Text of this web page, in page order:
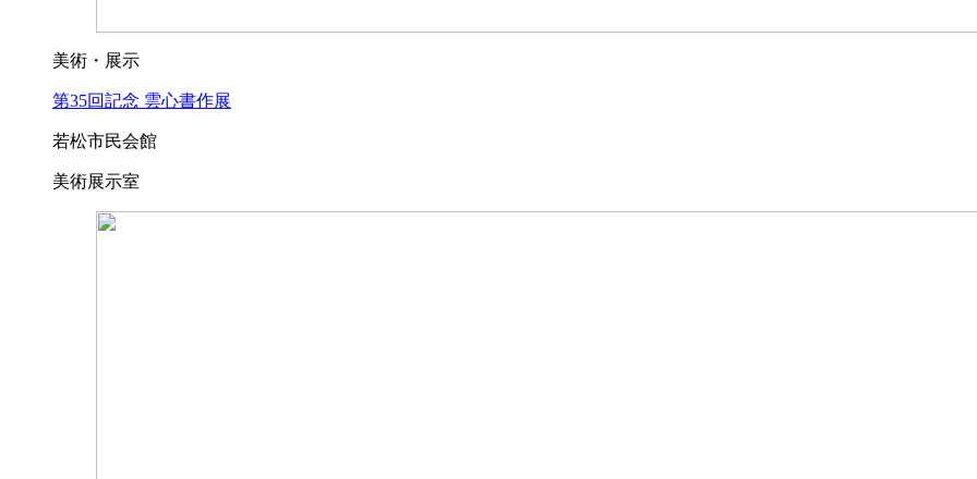
美術・展示
第35回記念 雲心書作展
若松市民会館
美術展示室